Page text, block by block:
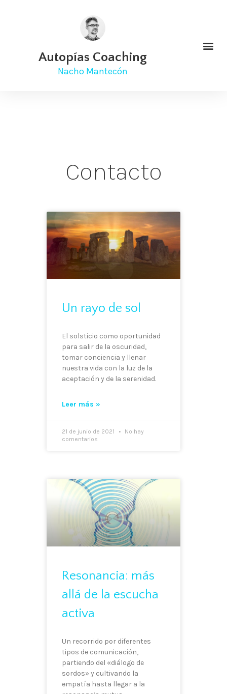
Autopías Coaching
Nacho Mantecón
Contacto
Un rayo de sol
El solsticio como oportunidad
para salir de la oscuridad,
tomar conciencia y llenar
nuestra vida con la luz de la
aceptación y de la serenidad.
Leer más »
21 de junio de 2021
No hay
comentarios
Resonancia: más
allá de la escucha
activa
Un recorrido por diferentes
tipos de comunicación,
partiendo del «diálogo de
sordos» y cultivando la
empatía hasta llegar a la